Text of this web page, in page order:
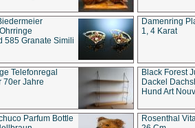
585 Granate Simili
Damenring
1, 4 Karat
Telefonregal
70er Jahre
Black Forest
Dackel
Hund Art
Parfum Bottle
Rosenthal